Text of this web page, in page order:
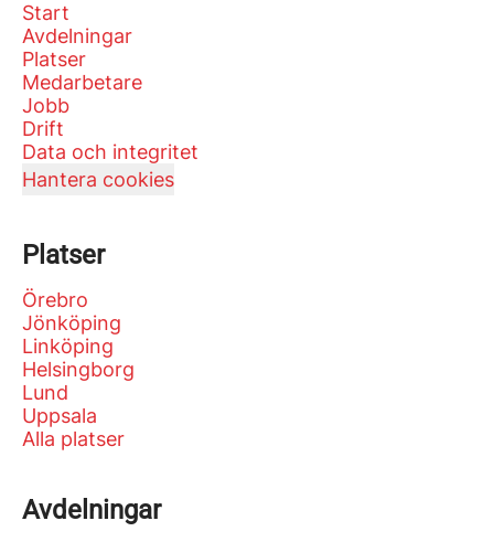
Start
Avdelningar
Platser
Medarbetare
Jobb
Drift
Data och integritet
Hantera cookies
Platser
Örebro
Jönköping
Linköping
Helsingborg
Lund
Uppsala
Alla platser
Avdelningar